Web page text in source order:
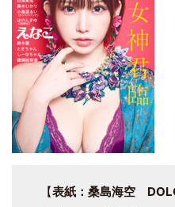
【表紙：桑島海空